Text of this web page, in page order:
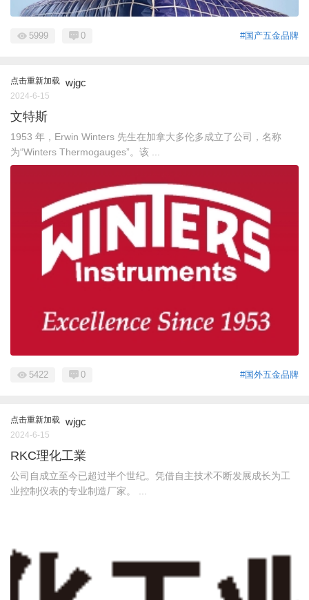
#国产五金品牌
5999 0
点击重新加载 wjgc
2024-6-15
文特斯
1953 年，Erwin Winters 先生在加拿大多伦多成立了公司，名称
为“Winters Thermogauges”。该 ...
#国外五金品牌
5422 0
点击重新加载 wjgc
2024-6-15
RKC理化工業
公司自成立至今已超过半个世纪。凭借自主技术不断发展成长为工
业控制仪表的专业制造厂家。 ...